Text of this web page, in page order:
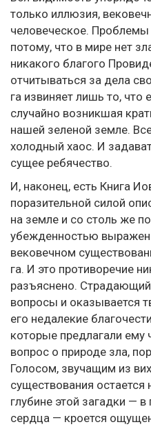
только иллюзия,
человеческое.
потому, что в мире нет
никакого благого
отчитываться за дела
га извиняет лишь то, что
случайно возникшая
нашей зеленой земле.
холодный хаос. И
сущее ребячество.
И, наконец, есть Книга
поразительной силой
на земле и со столь же
убежденностью
вековечном
га. И это противоречие
разъяснено.
вопросы и оказывается
его недалекие
которые предлагали ему
вопрос о природе зла,
Голосом, звучащим из
существования
глубине этой загадки —
сердца — кроется